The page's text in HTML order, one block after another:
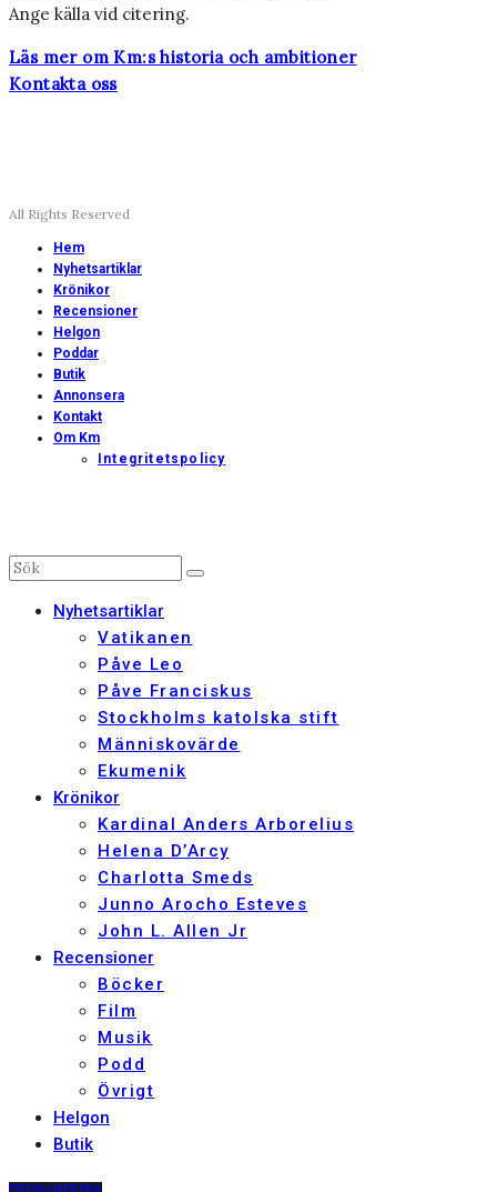
Ange källa vid citering.
Läs mer om Km:s historia och ambitioner
Kontakta oss
All Rights Reserved
Hem
Nyhetsartiklar
Krönikor
Recensioner
Helgon
Poddar
Butik
Annonsera
Kontakt
Om Km
Integritetspolicy
Nyhetsartiklar
Vatikanen
Påve Leo
Påve Franciskus
Stockholms katolska stift
Människovärde
Ekumenik
Krönikor
Kardinal Anders Arborelius
Helena D’Arcy
Charlotta Smeds
Junno Arocho Esteves
John L. Allen Jr
Recensioner
Böcker
Film
Musik
Podd
Övrigt
Helgon
Butik